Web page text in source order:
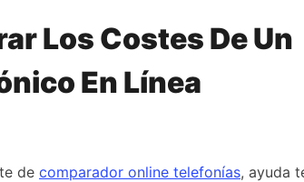
Los Costes De Un
En Línea
de comparador online telefonías, ayuda